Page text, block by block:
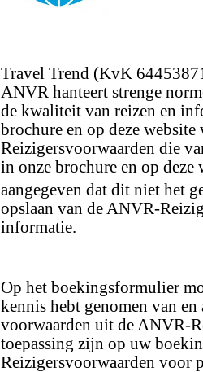
Travel Trend (KvK
ANVR hanteert strenge
de kwaliteit van reizen en
brochure en op deze
Reizigersvoorwaarden die
in onze brochure en op
aangegeven dat dit niet het
opslaan van de ANVR-
informatie.
Op het boekingsformulier
kennis hebt genomen van
voorwaarden uit de ANVR-
toepassing zijn op uw
Reizigersvoorwaarden voor